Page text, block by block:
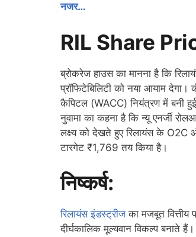
नजर…
RIL Share
ब्रोकरेज हाउस का मानना है कि
प्रॉफिटेबिलिटी को नया आयाम
कैपिटल (WACC) नियंत्रण में बनी
नुवामा का कहना है कि न्यू एनर्जी
लक्ष्य को देखते हुए रिलायंस के O2C
टारगेट ₹1,769 तय किया है।
निष्कर्ष:
रिलायंस इंडस्ट्रीज का मजबूत वित्तीय
दीर्घकालिक मूल्यवान विकल्प बनाते